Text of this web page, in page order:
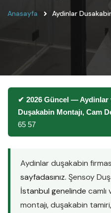
Anasayfa Aydinlar
✔ 2026 Güncel — Aydinlar
Duşakabin Montajı, Cam
65 57
Aydinlar duşakabin
sayfadasınız. Şensoy
İstanbul genelinde camlı
montajı,duşakabin tamiri,